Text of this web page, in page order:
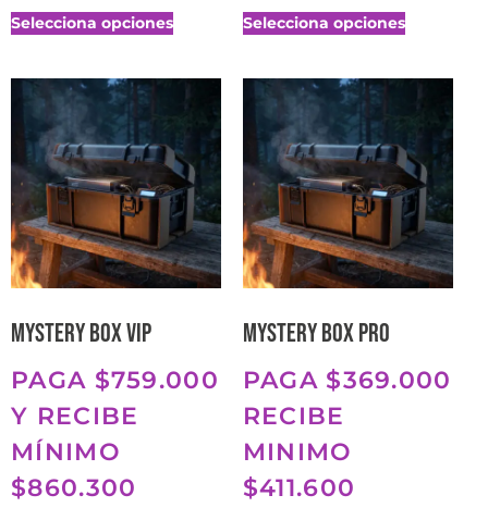
Selecciona opciones Selecciona opciones
Mystery Box VIP
PAGA $759.000
Y RECIBE
MÍNIMO
$860.300
Mystery Box Pro
PAGA $369.000
RECIBE
MINIMO
$411.600